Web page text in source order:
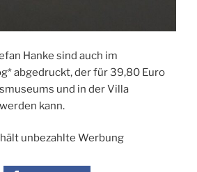
Hanke sind auch im
abgedruckt, der für 39,80 Euro
und in der Villa
kann.
unbezahlte Werbung